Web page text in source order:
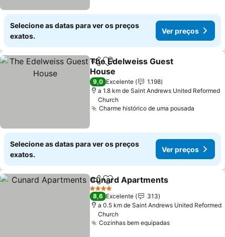
Selecione as datas para ver os preços
exatos.
Ver preços
PartilharAdicionar aos favoritos
The Edelweiss Guest
House
Ver preços
9,0 Excelente
1.198
a 1.8 km de Saint Andrews United Reformed
Church
Charme histórico de uma pousada
Selecione as datas para ver os preços
exatos.
Ver preços
PartilharAdicionar aos favoritos
Cunard Apartments
4 Estrelas
8,6 Excelente
313
a 0.5 km de Saint Andrews United Reformed
Church
Cozinhas bem equipadasVer preços